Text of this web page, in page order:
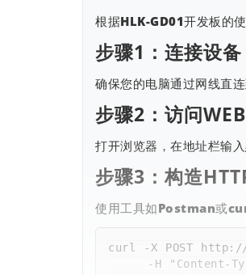
根据HLK-GD01开发板的
步骤1：连接设备
确保您的电脑通过网线直
步骤2：访问
打开浏览器，在地址栏输
步骤3：构造
使用工具如Postman或
curl -X POST